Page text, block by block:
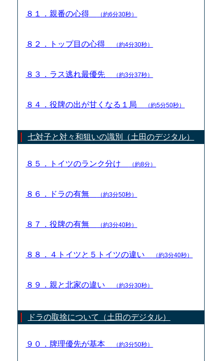
８１．親番の心得 （約6分30秒）
８２．トップ目の心得 （約4分30秒）
８３．ラス逃れ最優先 （約3分37秒）
８４．役牌の出が甘くなる１局 （約5分50秒）
七対子と対々和狙いの識別（土田のデジタル）
８５．トイツのランク分け （約8分）
８６．ドラの有無 （約3分50秒）
８７．役牌の有無 （約3分40秒）
８８．４トイツと５トイツの違い （約3分40秒）
８９．親と北家の違い （約3分30秒）
ドラの取捨について（土田のデジタル）
９０．牌理優先が基本 （約3分50秒）